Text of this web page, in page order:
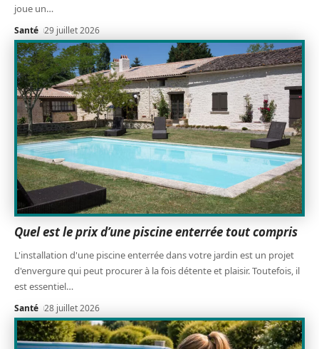
joue un…
Santé 29 juillet 2026
Quel est le prix d’une piscine enterrée tout compris
L'installation d'une piscine enterrée dans votre jardin est un projet
d'envergure qui peut procurer à la fois détente et plaisir. Toutefois, il
est essentiel…
Santé 28 juillet 2026